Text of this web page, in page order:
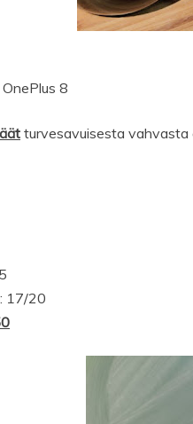
OnePlus 8
turvesavuisesta vahvasta
: 17/20